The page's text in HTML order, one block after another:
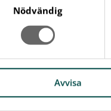
Nödvändig
Avvisa
nivåer som krävs
både teoretiskt